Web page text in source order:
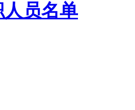
员名单